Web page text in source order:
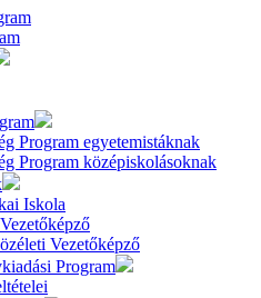
Program egyetemistáknak
Program középiskolásoknak
Iskola
Vezetőképző
Program